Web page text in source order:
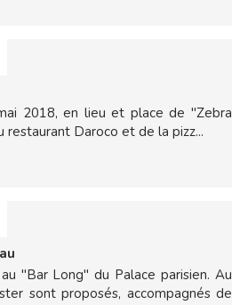
2018, en lieu et place de "Zebra
restaurant Daroco et de la pizz...
"Bar Long" du Palace parisien. Au
sont proposés, accompagnés de